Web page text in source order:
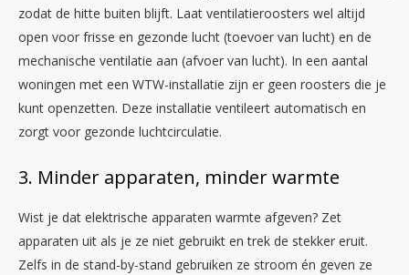
zodat de hitte buiten blijft. Laat ventilatieroosters wel altijd
open voor frisse en gezonde lucht (toevoer van lucht) en de
mechanische ventilatie aan (afvoer van lucht). In een aantal
woningen met een WTW-installatie zijn er geen roosters die je
kunt openzetten. Deze installatie ventileert automatisch en
zorgt voor gezonde luchtcirculatie.
3. Minder apparaten, minder warmte
Wist je dat elektrische apparaten warmte afgeven? Zet
apparaten uit als je ze niet gebruikt en trek de stekker eruit.
Zelfs in de stand-by-stand gebruiken ze stroom én geven ze